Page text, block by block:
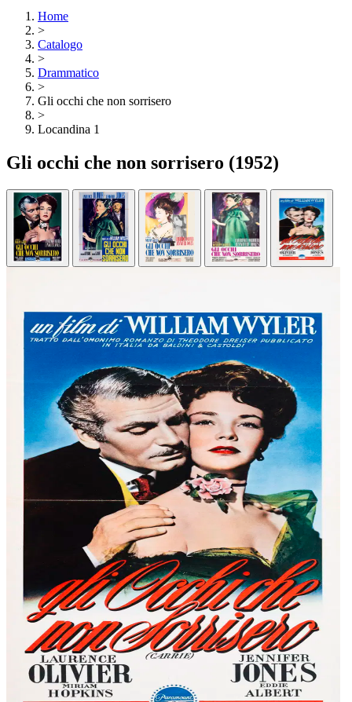
Home
>
Catalogo
>
Drammatico
>
Gli occhi che non sorrisero
>
Locandina 1
Gli occhi che non sorrisero (1952)